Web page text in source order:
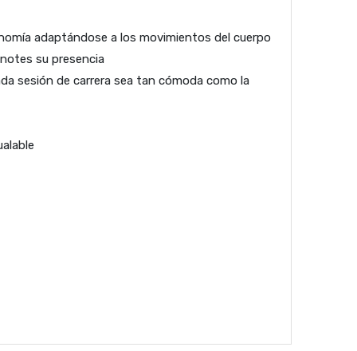
adaptándose a los movimientos del cuerpo
su presencia
sesión de carrera sea tan cómoda como la